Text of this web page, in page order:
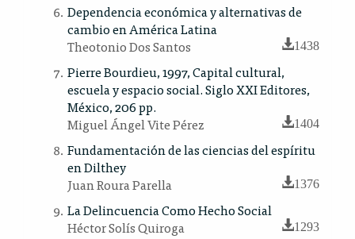
Dependencia económica y alternativas de
cambio en América Latina
Theotonio Dos Santos
1438
Pierre Bourdieu, 1997, Capital cultural,
escuela y espacio social. Siglo XXI Editores,
México, 206 pp.
Miguel Ángel Vite Pérez
1404
Fundamentación de las ciencias del espíritu
en Dilthey
Juan Roura Parella
1376
La Delincuencia Como Hecho Social
Héctor Solís Quiroga
1293